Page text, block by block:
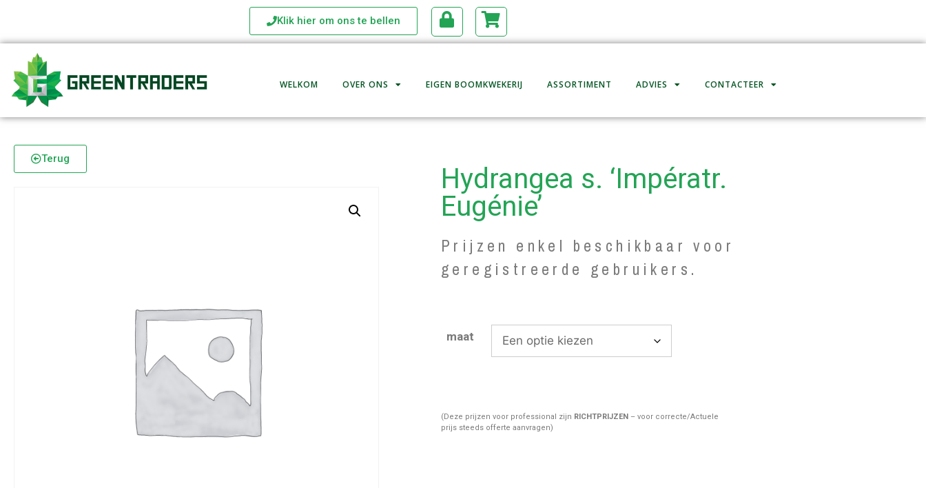
Klik hier om ons te bellen
WELKOM OVER ONS EIGEN BOOMKWEKERIJ ASSORTIMENT ADVIES CONTACTEER
Terug
Hydrangea s. ‘Impératr.
Eugénie’
Prijzen enkel beschikbaar voor
geregistreerde gebruikers.
maat
(Deze prijzen voor professional zijn RICHTPRIJZEN – voor correcte/Actuele
prijs steeds offerte aanvragen)